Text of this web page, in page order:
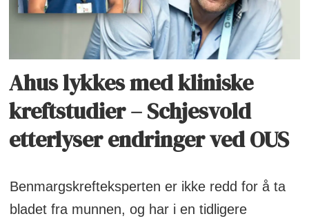
Ahus lykkes med kliniske
kreftstudier – Schjesvold
etterlyser endringer ved OUS
Benmargskrefteksperten er ikke redd for å ta
bladet fra munnen, og har i en tidligere